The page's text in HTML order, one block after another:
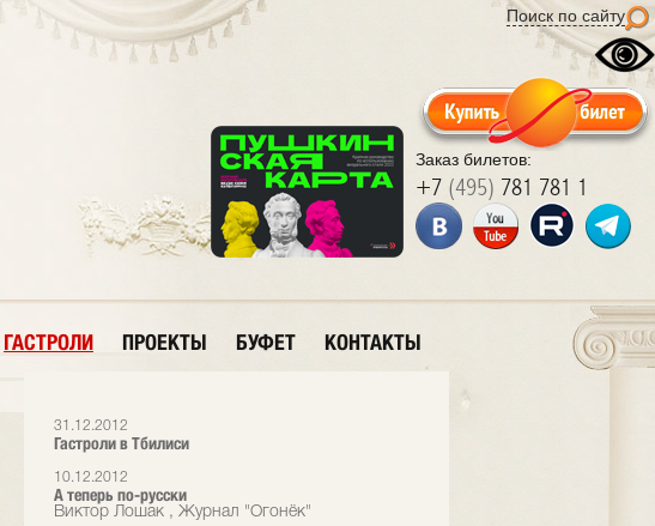
Поиск по сайту
Заказ билетов:
+7 (495) 781 781 1
ГАСТРОЛИ ПРОЕКТЫ БУФЕТ КОНТАКТЫ
31.12.2012
Гастроли в Тбилиси
10.12.2012
А теперь по-русски
Виктор Лошак , Журнал "Огонёк"